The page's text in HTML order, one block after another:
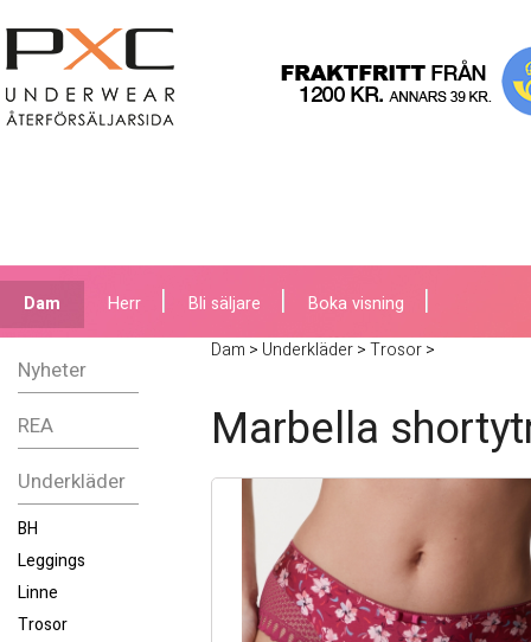
Dam Herr Bli säljare Boka visning
Nyheter
REA
Underkläder
BH
Leggings
Linne
Trosor
Dam > Underkläder>Trosor>
Marbella